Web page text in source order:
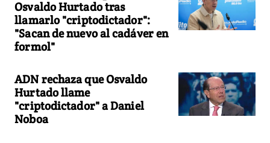
Osvaldo Hurtado tras
llamarlo "criptodictador":
"Sacan de nuevo al cadáver en
formol"
ADN rechaza que Osvaldo
Hurtado llame
"criptodictador" a Daniel
Noboa